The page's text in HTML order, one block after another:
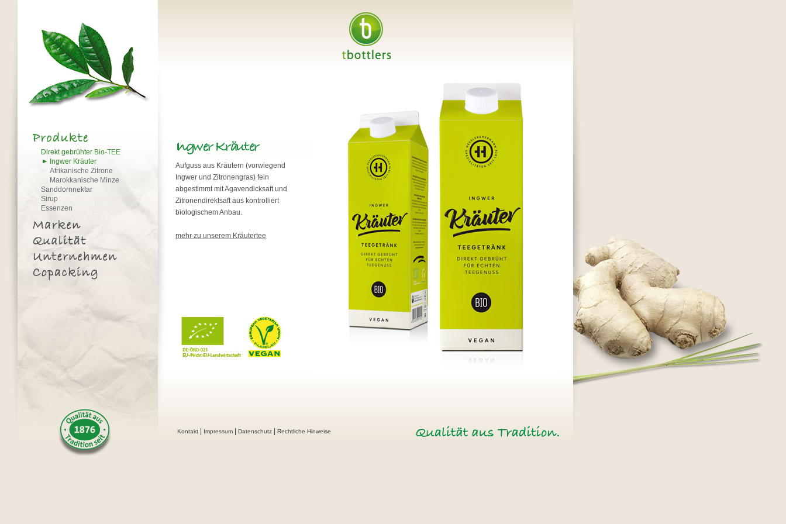
Direkt gebrühter Bio-TEE
Ingwer Kräuter
Afrikanische Zitrone
Marokkanische Minze
Sanddornnektar
Sirup
Essenzen
Aufguss aus Kräutern (vorwiegend
Ingwer und Zitronengras) fein
abgestimmt mit Agavendicksaft und
Zitronendirektsaft aus kontrolliert
biologischem Anbau.
mehr zu unserem Kräutertee
Kontakt Impressum Datenschutz Rechtliche Hinweise